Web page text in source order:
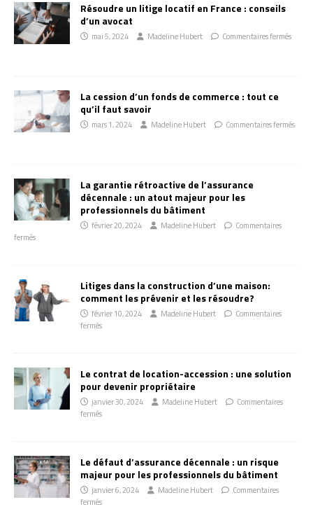
Résoudre un litige locatif en France : conseils
d’un avocat
mai 5, 2024 Madeline Hubert Commentaires fermés
La cession d’un fonds de commerce : tout ce
qu’il faut savoir
mars 1, 2024 Madeline Hubert Commentaires fermés
La garantie rétroactive de l’assurance
décennale : un atout majeur pour les
professionnels du bâtiment
février 20, 2024 Madeline Hubert
Commentaires
fermés
Litiges dans la construction d’une maison:
comment les prévenir et les résoudre?
février 10, 2024 Madeline Hubert
Commentaires
fermés
Le contrat de location-accession : une solution
pour devenir propriétaire
janvier 30, 2024 Madeline Hubert
Commentaires
fermés
Le défaut d’assurance décennale : un risque
majeur pour les professionnels du bâtiment
janvier 6, 2024 Madeline Hubert
Commentaires
fermés